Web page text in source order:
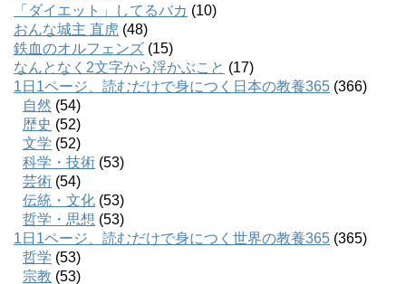
「ダイエット」してるバカ (10)
おんな城主 直虎 (48)
鉄血のオルフェンズ (15)
なんとなく2文字から浮かぶこと (17)
1日1ページ、読むだけで身につく日本の教養365 (366)
自然 (54)
歴史 (52)
文学 (52)
科学・技術 (53)
芸術 (54)
伝統・文化 (53)
哲学・思想 (53)
1日1ページ、読むだけで身につく世界の教養365 (365)
哲学 (53)
宗教 (53)